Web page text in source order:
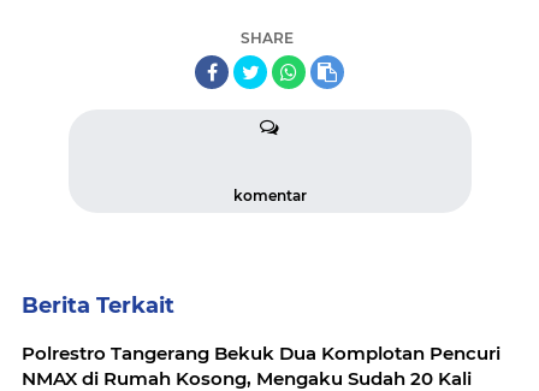
SHARE
komentar
Berita Terkait
Polrestro Tangerang Bekuk Dua Komplotan Pencuri
NMAX di Rumah Kosong, Mengaku Sudah 20 Kali